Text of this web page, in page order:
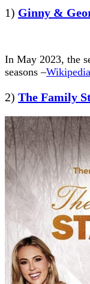
1) Ginny &
In May 2023, the
seasons –Wikipedia
2) The Family